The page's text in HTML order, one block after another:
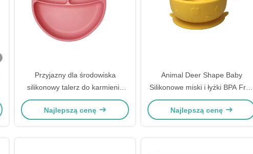
Przyjazny dla środowiska
silikonowy talerz do karmienia
niemowląt bez BPA zestaw
obiadowy dla niemowląt z
Najlepszą cenę
Animal Deer Shape Baby
Silikonowe miski i łyżki BPA Free
Dostosowane
Najlepszą cenę